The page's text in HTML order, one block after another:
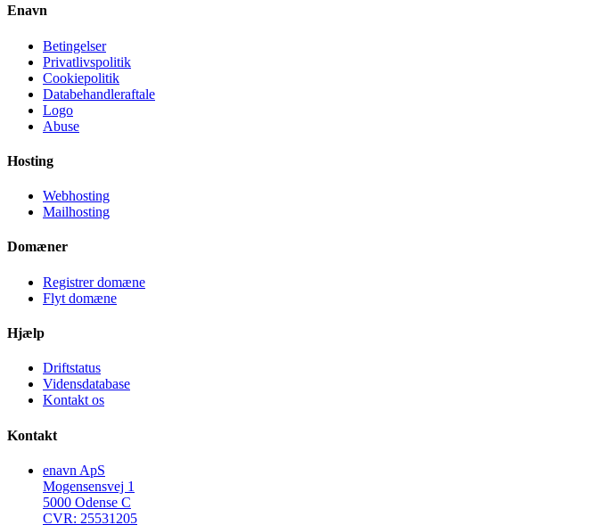
Enavn
Betingelser
Privatlivspolitik
Cookiepolitik
Databehandleraftale
Logo
Abuse
Hosting
Webhosting
Mailhosting
Domæner
Registrer domæne
Flyt domæne
Hjælp
Driftstatus
Vidensdatabase
Kontakt os
Kontakt
enavn ApS
Mogensensvej 1
5000 Odense C
CVR: 25531205